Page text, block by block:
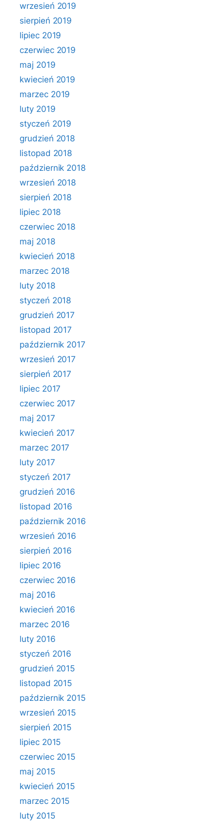
wrzesień 2019
sierpień 2019
lipiec 2019
czerwiec 2019
maj 2019
kwiecień 2019
marzec 2019
luty 2019
styczeń 2019
grudzień 2018
listopad 2018
październik 2018
wrzesień 2018
sierpień 2018
lipiec 2018
czerwiec 2018
maj 2018
kwiecień 2018
marzec 2018
luty 2018
styczeń 2018
grudzień 2017
listopad 2017
październik 2017
wrzesień 2017
sierpień 2017
lipiec 2017
czerwiec 2017
maj 2017
kwiecień 2017
marzec 2017
luty 2017
styczeń 2017
grudzień 2016
listopad 2016
październik 2016
wrzesień 2016
sierpień 2016
lipiec 2016
czerwiec 2016
maj 2016
kwiecień 2016
marzec 2016
luty 2016
styczeń 2016
grudzień 2015
listopad 2015
październik 2015
wrzesień 2015
sierpień 2015
lipiec 2015
czerwiec 2015
maj 2015
kwiecień 2015
marzec 2015
luty 2015